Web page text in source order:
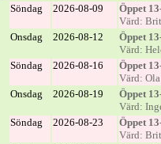
Söndag 2026-08-09
Öppet
Värd:
Onsdag
2026-08-12
Öppet
Värd:
Söndag
2026-08-16
Öppet
Värd:
Onsdag
2026-08-19
Öppet
Värd:
Söndag
2026-08-23
Öppet
Värd: